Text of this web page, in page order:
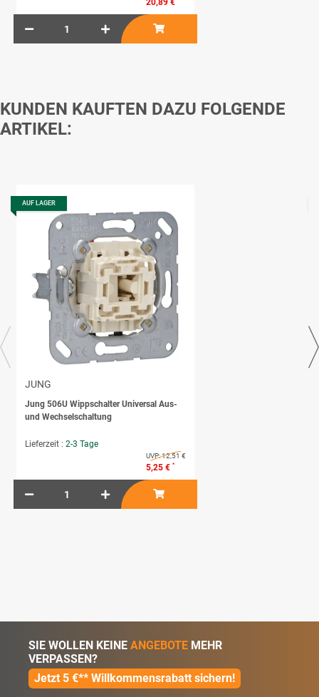
20,89 €
KUNDEN KAUFTEN DAZU FOLGENDE
ARTIKEL:
AUF LAGER
JUNG
Jung 506U Wippschalter Universal Aus-
und Wechselschaltung
Lieferzeit : 2-3 Tage
UVP:12,51 €
5,25 € *
SIE WOLLEN KEINE ANGEBOTE MEHR
VERPASSEN?
Jetzt 5 €** Willkommensrabatt sichern!